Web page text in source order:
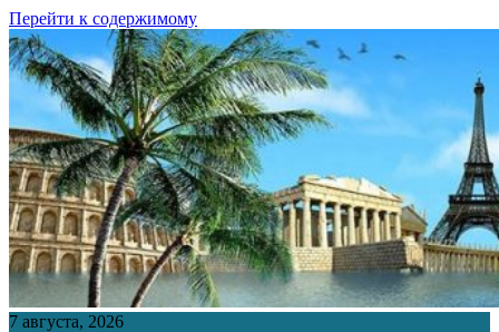
Перейти к содержимому
7 августа, 2026